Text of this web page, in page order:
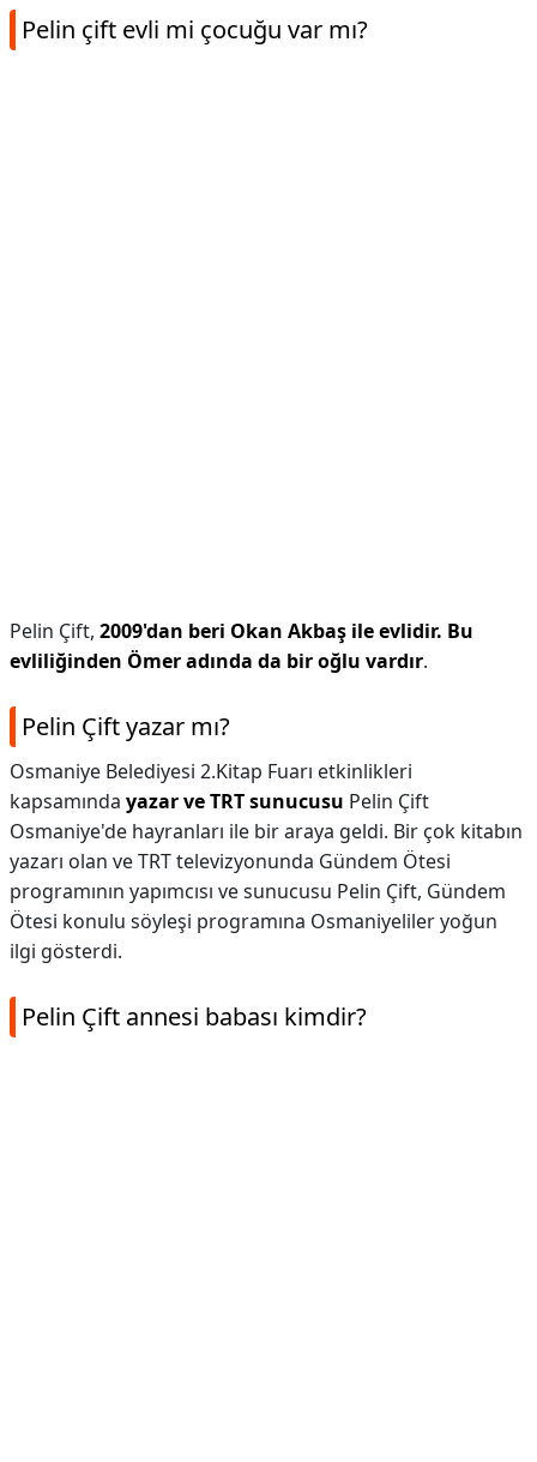
Pelin çift evli mi çocuğu var mı?
Pelin Çift, 2009'dan beri Okan Akbaş ile evlidir. Bu
evliliğinden Ömer adında da bir oğlu vardır.
Pelin Çift yazar mı?
Osmaniye Belediyesi 2.Kitap Fuarı etkinlikleri
kapsamında yazar ve TRT sunucusu Pelin Çift
Osmaniye'de hayranları ile bir araya geldi. Bir çok kitabın
yazarı olan ve TRT televizyonunda Gündem Ötesi
programının yapımcısı ve sunucusu Pelin Çift, Gündem
Ötesi konulu söyleşi programına Osmaniyeliler yoğun
ilgi gösterdi.
Pelin Çift annesi babası kimdir?